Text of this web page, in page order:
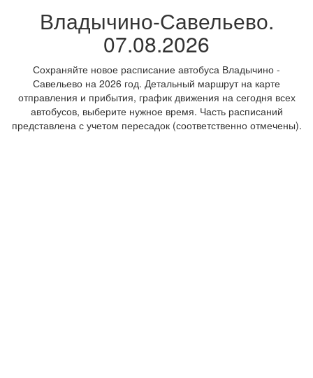
Владычино-Савельево.
07.08.2026
Сохраняйте новое расписание автобуса Владычино -
Савельево на 2026 год. Детальный маршрут на карте
отправления и прибытия, график движения на сегодня всех
автобусов, выберите нужное время. Часть расписаний
представлена с учетом пересадок (соответственно отмечены).